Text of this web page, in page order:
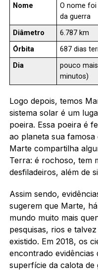
Nome
O nome
da guerra
Diâmetro
6.787 km
Órbita
687 dias
Dia
pouco
minutos)
Logo depois, temos
sistema solar é um
poeira. Essa poeira é
ao planeta sua
Marte compartilha
Terra: é rochoso, tem
desfiladeiros, além de
Assim sendo,
sugerem que Marte,
mundo muito mais
pesquisas, rios e
existido. Em 2018, os
encontrado evidências
superfície da calota